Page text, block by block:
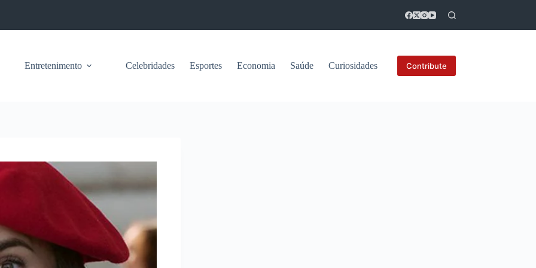
Entretenimento Celebridades Esportes Economia Saúde Curiosidades Contribute